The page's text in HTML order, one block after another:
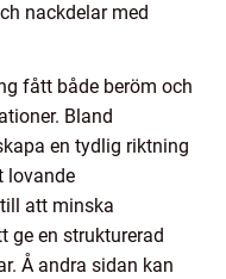
nackdelar med
fått både beröm och
Bland
en tydlig riktning
lovande
att minska
ge en strukturerad
Å andra sidan kan